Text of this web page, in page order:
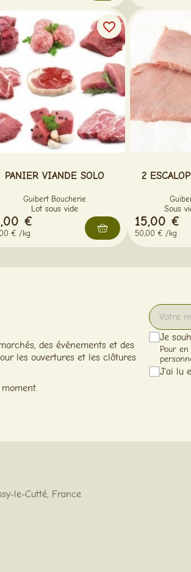
PANIER VIANDE SOLO
Guibert Boucherie
Lot sous vide
€
€ /kg
favorite_border
2
Sous
15,00 €
50,00 € /kg
des événements et des
les ouvertures et les clôtures
Je
Pour
J'ai lu
le-Cutté, France